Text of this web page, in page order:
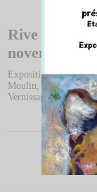
Rive mauve
novembre
Exposition "Bêtes en
Moulin, 8 rue de
Vernissage le